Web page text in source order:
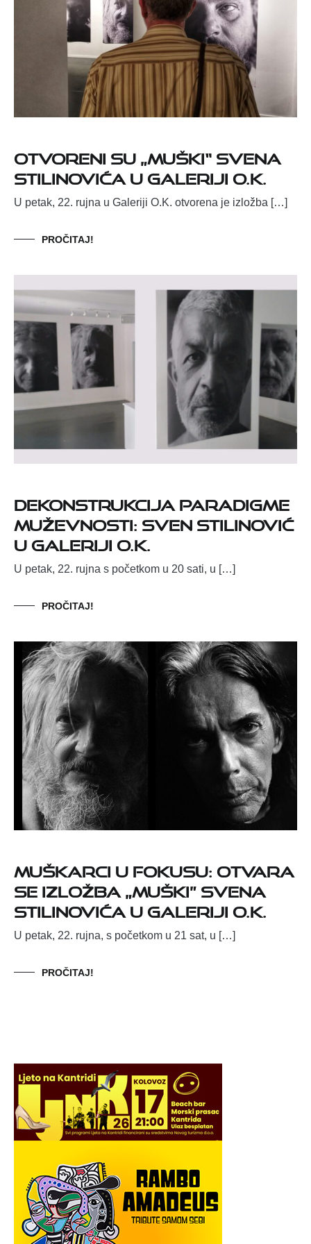
Otvoreni su „Muški“ Svena
Stilinovića u Galeriji O.K.
U petak, 22. rujna u Galeriji O.K. otvorena je izložba […]
PROČITAJ!
Dekonstrukcija paradigme
muževnosti: Sven Stilinović
u Galeriji O.K.
U petak, 22. rujna s početkom u 20 sati, u […]
PROČITAJ!
Muškarci u fokusu: Otvara
se izložba „Muški” Svena
Stilinovića u Galeriji O.K.
U petak, 22. rujna, s početkom u 21 sat, u […]
PROČITAJ!